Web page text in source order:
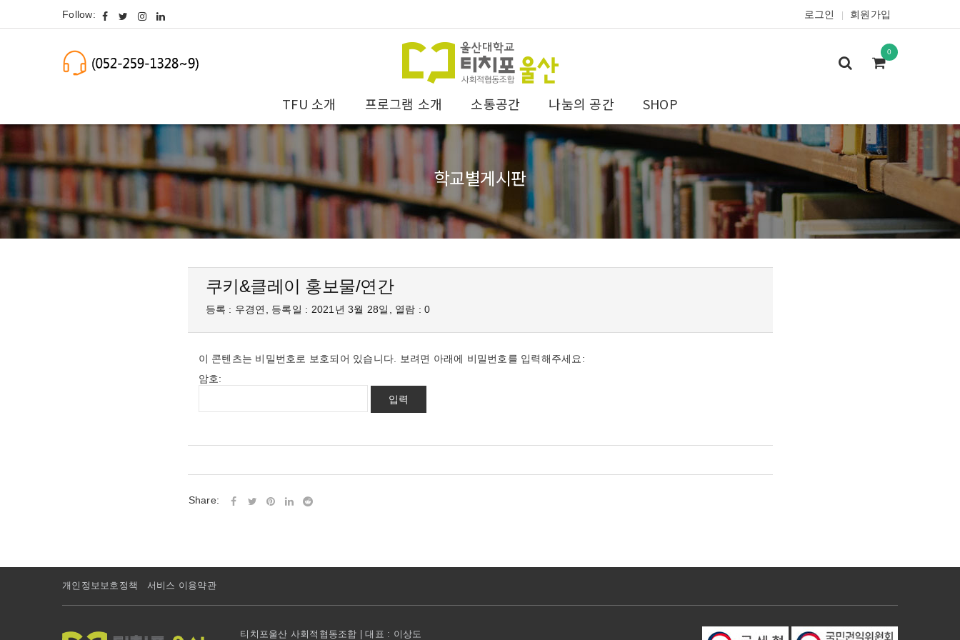
Follow: 로그인 회원가입
0
TFU 소개 프로그램 소개 소통공간 나눔의 공간 SHOP
학교별게시판
쿠키&클레이 홍보물/연간
등록 : 우경연, 등록일 : 2021년 3월 28일, 열람 : 0
이 콘텐츠는 비밀번호로 보호되어 있습니다. 보려면 아래에 비밀번호를 입력해주세요:
암호:
Share:
개인정보보호정책 서비스 이용약관
티치포울산 사회적협동조합 | 대표 : 이상도